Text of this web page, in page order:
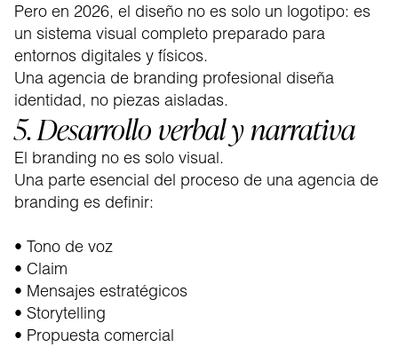
Pero en 2026, el diseño no es solo un logotipo: es
un sistema visual completo preparado para
entornos digitales y físicos.
Una agencia de branding profesional diseña
identidad, no piezas aisladas.
5. Desarrollo verbal y narrativa
El branding no es solo visual.
Una parte esencial del proceso de una agencia de
branding es definir:
• Tono de voz
• Claim
• Mensajes estratégicos
• Storytelling
• Propuesta comercial